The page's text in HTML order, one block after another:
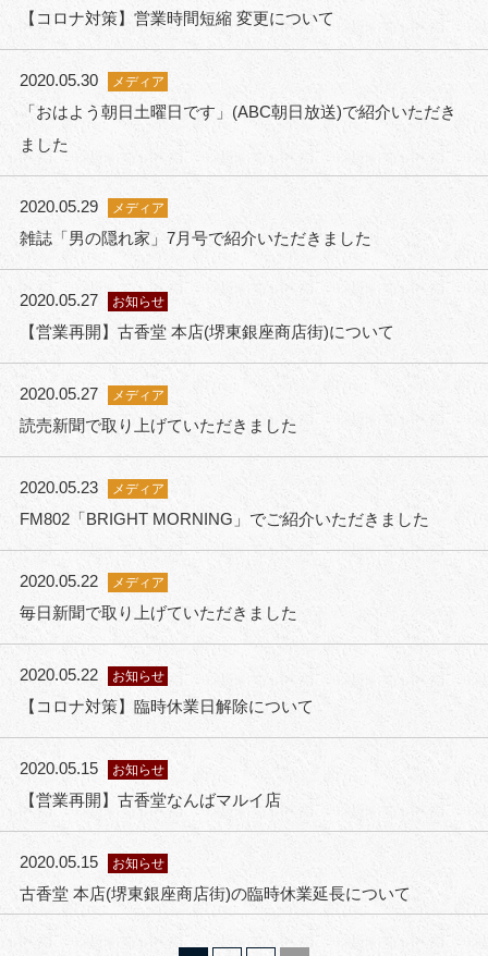
【コロナ対策】営業時間短縮 変更について
2020.05.30 メディア
「おはよう朝日土曜日です」(ABC朝日放送)で紹介いただき
ました
2020.05.29 メディア
雑誌「男の隠れ家」7月号で紹介いただきました
2020.05.27 お知らせ
【営業再開】古香堂 本店(堺東銀座商店街)について
2020.05.27 メディア
読売新聞で取り上げていただきました
2020.05.23 メディア
FM802「BRIGHT MORNING」でご紹介いただきました
2020.05.22 メディア
毎日新聞で取り上げていただきました
2020.05.22 お知らせ
【コロナ対策】臨時休業日解除について
2020.05.15 お知らせ
【営業再開】古香堂なんばマルイ店
2020.05.15 お知らせ
古香堂 本店(堺東銀座商店街)の臨時休業延長について